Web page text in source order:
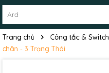
Trang chủ Công tắc & Switch
chân - 3 Trạng Thái